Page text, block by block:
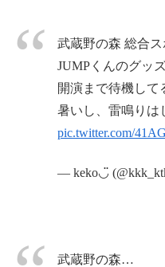
武蔵野の森 総合ス
JUMPくんのグッ
開演まで待機し
暑いし、雷鳴りは
pic.twitter.com/
— keko◡̈
武蔵野の森…